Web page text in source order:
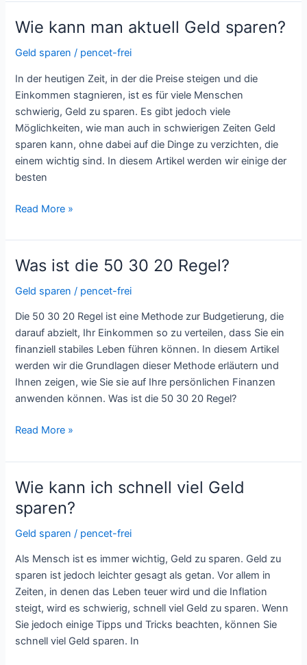
Wie kann man aktuell Geld sparen?
Geld sparen / pencet-frei
In der heutigen Zeit, in der die Preise steigen und die
Einkommen stagnieren, ist es für viele Menschen
schwierig, Geld zu sparen. Es gibt jedoch viele
Möglichkeiten, wie man auch in schwierigen Zeiten Geld
sparen kann, ohne dabei auf die Dinge zu verzichten, die
einem wichtig sind. In diesem Artikel werden wir einige der
besten
Wie
man
aktuell
Geld
sparen?
Read More »
Was ist die 50 30 20 Regel?
Geld sparen / pencet-frei
Die 50 30 20 Regel ist eine Methode zur Budgetierung, die
darauf abzielt, Ihr Einkommen so zu verteilen, dass Sie ein
finanziell stabiles Leben führen können. In diesem Artikel
werden wir die Grundlagen dieser Methode erläutern und
Ihnen zeigen, wie Sie sie auf Ihre persönlichen Finanzen
anwenden können. Was ist die 50 30 20 Regel?
Was
die
50
30
20
Regel?
Read More »
Wie kann ich schnell viel Geld
sparen?
Geld sparen / pencet-frei
Als Mensch ist es immer wichtig, Geld zu sparen. Geld zu
sparen ist jedoch leichter gesagt als getan. Vor allem in
Zeiten, in denen das Leben teuer wird und die Inflation
steigt, wird es schwierig, schnell viel Geld zu sparen. Wenn
Sie jedoch einige Tipps und Tricks beachten, können Sie
schnell viel Geld sparen. In
Wie
ich
schnell
Geld
sparen?